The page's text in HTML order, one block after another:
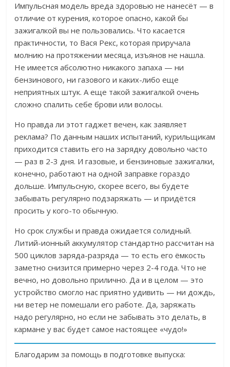
Импульсная модель вреда здоровью не нанесёт — в
отличие от курения, которое опасно, какой бы
зажигалкой вы не пользовались.Что касается
практичности, то Вася Рекс, которая приручала
молнию на протяжении месяца, изъянов не нашла.
Не имеется абсолютно никакого запаха — ни
бензинового, ни газового и каких-либо еще
неприятных штук. А еще такой зажигалкой очень
сложно спалить себе брови или волосы.
Но правда ли этот гаджет вечен, как заявляет
реклама? По данным наших испытаний, курильщикам
приходится ставить его на зарядку довольно часто
— раз в 2-3 дня. И газовые, и бензиновые зажигалки,
конечно, работают на одной заправке гораздо
дольше. Импульсную, скорее всего, вы будете
забывать регулярно подзаряжать — и придётся
просить у кого-то обычную.
Но срок службы и правда ожидается солидный.
Литий-ионный аккумулятор стандартно рассчитан на
500 циклов заряда-разряда — то есть его ёмкость
заметно снизится примерно через 2-4 года. Что не
вечно, но довольно прилично. Да и в целом — это
устройство смогло нас приятно удивить — ни дождь,
ни ветер не помешали его работе. Да, заряжать
надо регулярно, но если не забывать это делать, в
кармане у вас будет самое настоящее «чудо!»
Благодарим за помощь в подготовке выпуска: